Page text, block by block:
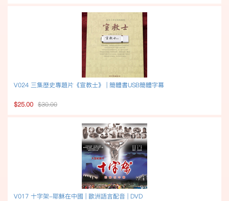
V024 三集歷史專題片《宣教士》 | 簡體書USB簡體字幕
$25.00 $30.00
V017 十字架-耶穌在中國 | 歐洲語言配音 | DVD